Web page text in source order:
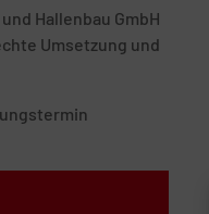
Hallenbau GmbH
Umsetzung und